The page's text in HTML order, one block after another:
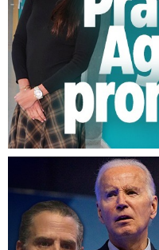
Poplatky pro
možných modelů. "
jaký systém
financování veřejné
stávající, kdy jedna
přijímač, dotuje tu,
jinou technologii, je
ČT.